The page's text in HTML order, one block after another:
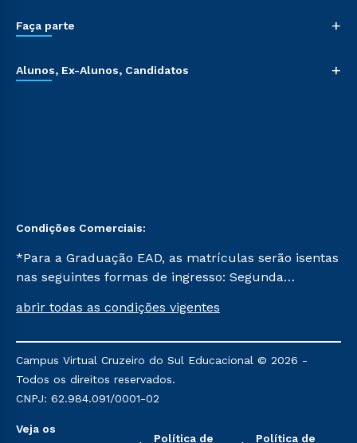
Faça parte +
Alunos, Ex-Alunos, Candidatos +
Condições Comerciais:
*Para a Graduação EAD, as matrículas serão isentas
nas seguintes formas de ingresso: Segunda
Já para as demais, a taxa de matrícula será de R$
mencionadas são referentes aos cursos: Ensino
Religioso, Geografia para a Docência e Metodologia
do Ensino de História: Questões Atuais.
abrir todas as condições vigentes
Campus Virtual Cruzeiro do Sul Educacional © 2026 -
Todos os direitos reservados.
CNPJ: 62.984.091/0001-02
Veja os
Política de Política de